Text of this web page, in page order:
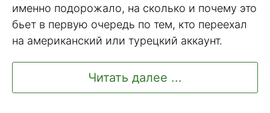
именно подорожало, на сколько и почему это
бьет в первую очередь по тем, кто переехал
на американский или турецкий аккаунт.
Читать далее ...